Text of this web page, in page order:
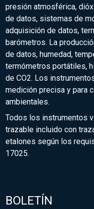
presión atmosférica,
de datos, sistemas de
adquisición de datos,
barómetros. La
de datos, humedad,
termómetros portátiles,
de CO2. Los
medición precisa y para
ambientales.
Todos los instrumentos
trazable incluido con
etalones según los
17025.
BOLETÍN